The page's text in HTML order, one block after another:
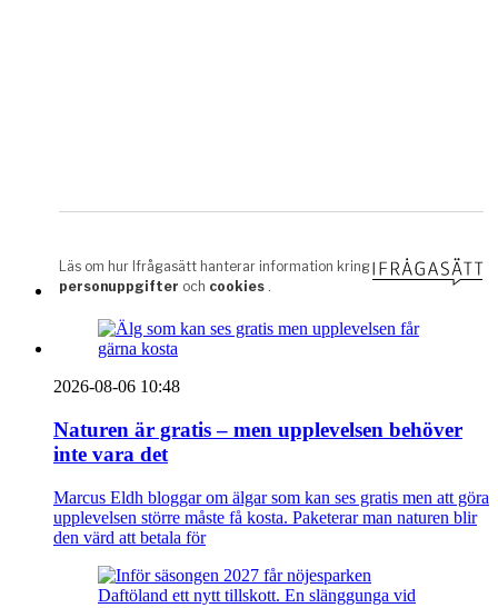
2026-08-06 10:48
Naturen är gratis – men upplevelsen behöver
inte vara det
Marcus Eldh bloggar om älgar som kan ses gratis men att göra
upplevelsen större måste få kosta. Paketerar man naturen blir
den värd att betala för